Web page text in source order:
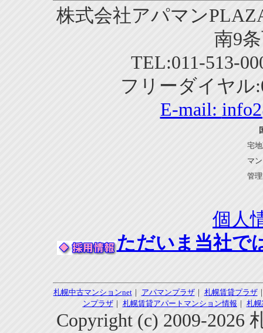
株式会社アパマン
南9
TEL:011-513-
フリーダイヤル
E-mail:
宅
マ
管
個人
ただいま当社で
札幌中古マンションnet｜ アパマンプラザ｜ 札幌賃貸プラザ
ンプラザ｜ 札幌賃貸アパートマンション情報 ｜ 札
Copyright (c) 2009-2026